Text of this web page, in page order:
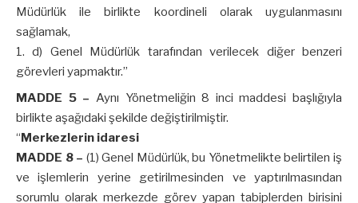
Müdürlük ile birlikte koordineli olarak uygulanmasını
sağlamak,
d) Genel Müdürlük tarafından verilecek diğer benzeri
görevleri yapmaktır.”
MADDE 5 – Aynı Yönetmeliğin 8 inci maddesi başlığıyla
birlikte aşağıdaki şekilde değiştirilmiştir.
“Merkezlerin idaresi
MADDE 8 – (1) Genel Müdürlük, bu Yönetmelikte belirtilen iş
ve işlemlerin yerine getirilmesinden ve yaptırılmasından
sorumlu olarak merkezde görev yapan tabiplerden birisini